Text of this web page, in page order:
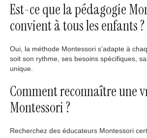
Est-ce que la pédagogie
convient à tous les enfants ?
Oui, la méthode Montessori s’adapte à
soit son rythme, ses besoins spécifiques,
unique.
Comment reconnaître une
Montessori ?
Recherchez des éducateurs Montessori